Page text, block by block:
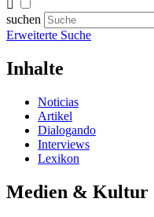
suchen
Erweiterte Suche
Inhalte
Noticias
Artikel
Dialogando
Interviews
Lexikon
Medien & Kultur